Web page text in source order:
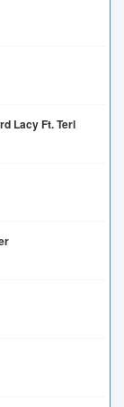
Lacy Ft. Terl